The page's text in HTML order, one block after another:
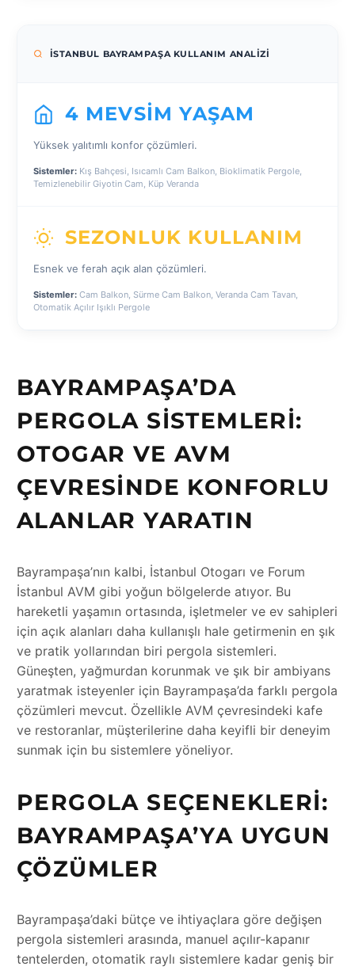
İSTANBUL BAYRAMPAŞA KULLANIM ANALIZI
4 MEVSIM YAŞAM
Yüksek yalıtımlı konfor çözümleri.
Sistemler: Kış Bahçesi, Isıcamlı Cam Balkon, Bioklimatik Pergole,
Temizlenebilir Giyotin Cam, Küp Veranda
SEZONLUK KULLANIM
Esnek ve ferah açık alan çözümleri.
Sistemler: Cam Balkon, Sürme Cam Balkon, Veranda Cam Tavan,
Otomatik Açılır Işıklı Pergole
BAYRAMPAŞA’DA
PERGOLA SISTEMLERI:
OTOGAR VE AVM
ÇEVRESINDE KONFORLU
ALANLAR YARATIN
Bayrampaşa’nın kalbi, İstanbul Otogarı ve Forum
İstanbul AVM gibi yoğun bölgelerde atıyor. Bu
hareketli yaşamın ortasında, işletmeler ve ev sahipleri
için açık alanları daha kullanışlı hale getirmenin en şık
ve pratik yollarından biri pergola sistemleri.
Güneşten, yağmurdan korunmak ve şık bir ambiyans
yaratmak isteyenler için Bayrampaşa’da farklı pergola
çözümleri mevcut. Özellikle AVM çevresindeki kafe
ve restoranlar, müşterilerine daha keyifli bir deneyim
sunmak için bu sistemlere yöneliyor.
PERGOLA SEÇENEKLERI:
BAYRAMPAŞA’YA UYGUN
ÇÖZÜMLER
Bayrampaşa’daki bütçe ve ihtiyaçlara göre değişen
pergola sistemleri arasında, manuel açılır-kapanır
tentelerden, otomatik raylı sistemlere kadar geniş bir